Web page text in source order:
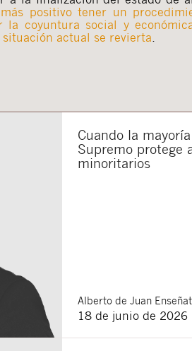
positivo tener un
la coyuntura social y
actual se revierta
Cuando la
Supremo protege
minoritarios
Alberto de Juan Enseñat
18 de junio de 2026